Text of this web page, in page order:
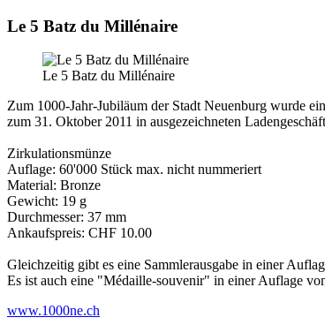
Le 5 Batz du Millénaire
Le 5 Batz du Millénaire
Zum 1000-Jahr-Jubiläum der Stadt Neuenburg wurde
zum 31. Oktober 2011 in ausgezeichneten
Zirkulationsmünze
Auflage: 60'000 Stück max. nicht nummeriert
Material: Bronze
Gewicht: 19 g
Durchmesser: 37 mm
Ankaufspreis: CHF 10.00
Gleichzeitig gibt es eine Sammlerausgabe in einer
Es ist auch eine "Médaille-souvenir" in einer Auflage
www.1000ne.ch